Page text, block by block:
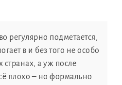
регулярно подметается,
в и без того не особо
странах, а уж после
плохо – но формально